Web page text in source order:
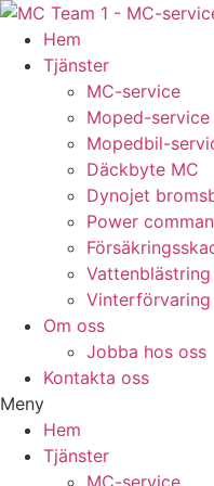
Hem
Tjänster
MC-service
Moped-service
Mopedbil-
Däckbyte MC
Dynojet
Power
Vattenblästring
Vinterförvaring
Om oss
Jobba hos oss
Kontakta oss
Meny
Hem
Tjänster
MC-service